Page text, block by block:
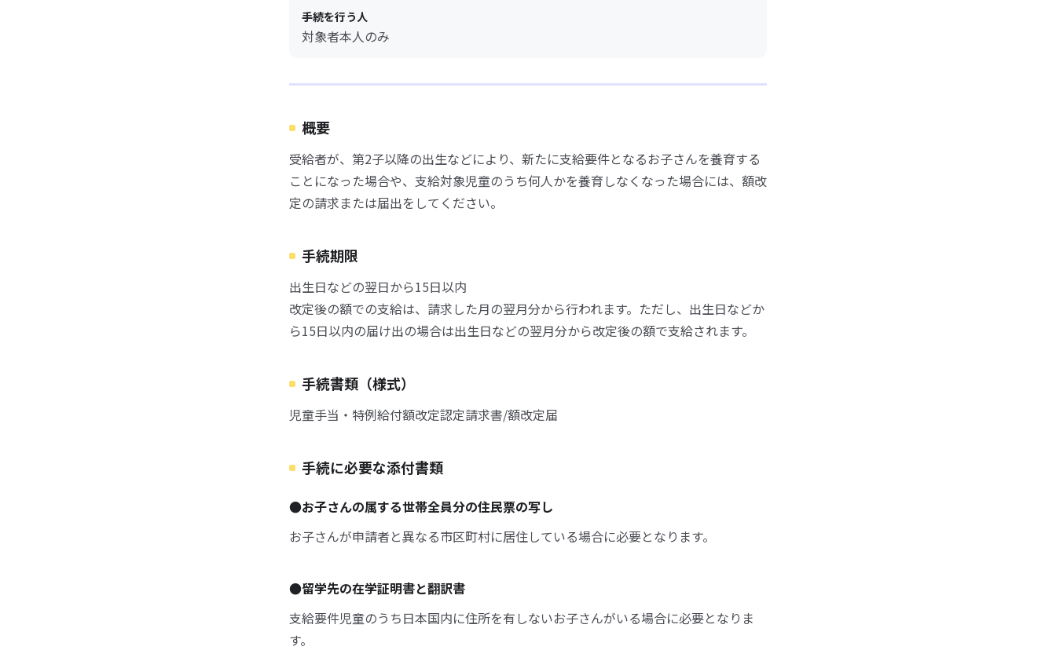
手続を行う人
対象者本人のみ
概要
受給者が、第2子以降の出生などにより、新たに支給要件となるお子さんを養育する
ことになった場合や、支給対象児童のうち何人かを養育しなくなった場合には、額改
定の請求または届出をしてください。
手続期限
出生日などの翌日から15日以内
改定後の額での支給は、請求した月の翌月分から行われます。ただし、出生日などか
ら15日以内の届け出の場合は出生日などの翌月分から改定後の額で支給されます。
手続書類（様式）
児童手当・特例給付額改定認定請求書/額改定届
手続に必要な添付書類
●お子さんの属する世帯全員分の住民票の写し
お子さんが申請者と異なる市区町村に居住している場合に必要となります。
●留学先の在学証明書と翻訳書
支給要件児童のうち日本国内に住所を有しないお子さんがいる場合に必要となりま
す。